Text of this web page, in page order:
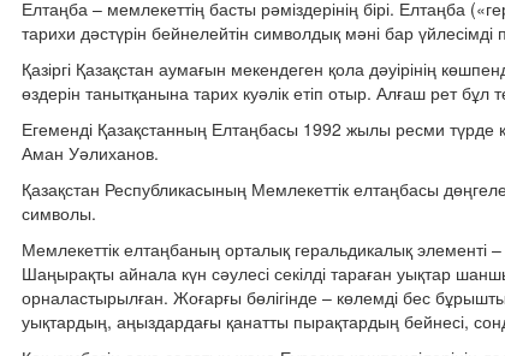
Елтаңба – мемлекеттің басты рәміздерінің бірі. Елтаңба
тарихи дәстүрін бейнелейтін символдық мәні бар үйлесімді
Қазіргі Қазақстан аумағын мекендеген қола дәуірінің
өздерін танытқанына тарих куәлік етіп отыр. Алғаш рет
Егеменді Қазақстанның Елтаңбасы 1992 жылы ресми
Аман Уәлиханов.
Қазақстан Республикасының Мемлекеттік елтаңбасы
символы.
Мемлекеттік елтаңбаның орталық геральдикалық элементі –
Шаңырақты айнала күн сәулесі секілді тараған уықтар
орналастырылған. Жоғарғы бөлігінде – көлемді бес
уықтардың, аңыздардағы қанатты пырақтардың бейнесі,